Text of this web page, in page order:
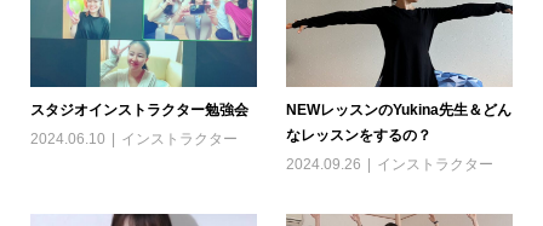
スタジオインストラクター勉強会
2024.06.10
インストラクター
NEWレッスンのYukina先生＆どん
なレッスンをするの？
2024.09.26
インストラクター